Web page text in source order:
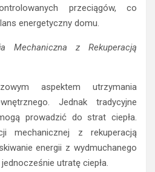
przeciągów, co
energetyczny domu.
Mechaniczna z Rekuperacją
aspektem utrzymania
Jednak tradycyjne
prowadzić do strat ciepła.
mechanicznej z rekuperacją
energii z wydmuchanego
utratę ciepła.